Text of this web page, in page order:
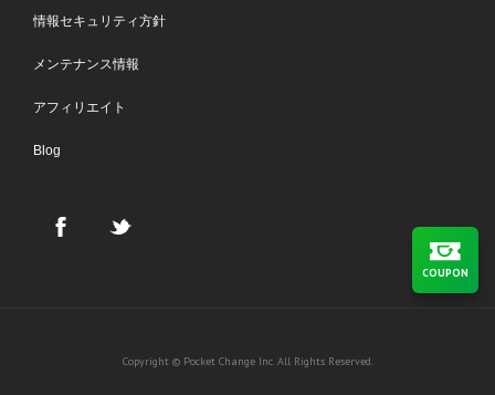
情報セキュリティ方針
メンテナンス情報
アフィリエイト
Blog
Copyright © Pocket Change Inc. All Rights Reserved.
COUPON